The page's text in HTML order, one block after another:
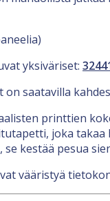
yksiväriset:
saatavilla
printtien
joka
kestää pesua
vääristyä